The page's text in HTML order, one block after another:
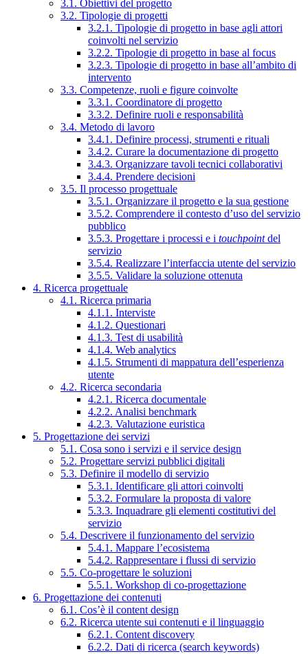
3.1. Obiettivi del progetto
3.2. Tipologie di progetti
3.2.1. Tipologie di progetto in base agli attori
coinvolti nel servizio
3.2.2. Tipologie di progetto in base al focus
3.2.3. Tipologie di progetto in base all’ambito di
intervento
3.3. Competenze, ruoli e figure coinvolte
3.3.1. Coordinatore di progetto
3.3.2. Definire ruoli e responsabilità
3.4. Metodo di lavoro
3.4.1. Definire processi, strumenti e rituali
3.4.2. Curare la documentazione di progetto
3.4.3. Organizzare tavoli tecnici collaborativi
3.4.4. Prendere decisioni
3.5. Il processo progettuale
3.5.1. Organizzare il progetto e la sua gestione
3.5.2. Comprendere il contesto d’uso del servizio
pubblico
3.5.3. Progettare i processi e i touchpointdel
servizio
3.5.4. Realizzare l’interfaccia utente del servizio
3.5.5. Validare la soluzione ottenuta
4. Ricerca progettuale
4.1. Ricerca primaria
4.1.1. Interviste
4.1.2. Questionari
4.1.3. Test di usabilità
4.1.4. Web analytics
4.1.5. Strumenti di mappatura dell’esperienza
utente
4.2. Ricerca secondaria
4.2.1. Ricerca documentale
4.2.2. Analisi benchmark
4.2.3. Valutazione euristica
5. Progettazione dei servizi
5.1. Cosa sono i servizi e il service design
5.2. Progettare servizi pubblici digitali
5.3. Definire il modello di servizio
5.3.1. Identificare gli attori coinvolti
5.3.2. Formulare la proposta di valore
5.3.3. Inquadrare gli elementi costitutivi del
servizio
5.4. Descrivere il funzionamento del servizio
5.4.1. Mappare l’ecosistema
5.4.2. Rappresentare i flussi di servizio
5.5. Co-progettare le soluzioni
5.5.1. Workshop di co-progettazione
6. Progettazione dei contenuti
6.1. Cos’è il content design
6.2. Ricerca utente sui contenuti e il linguaggio
6.2.1. Content discovery
6.2.2. Dati di ricerca (search keywords)